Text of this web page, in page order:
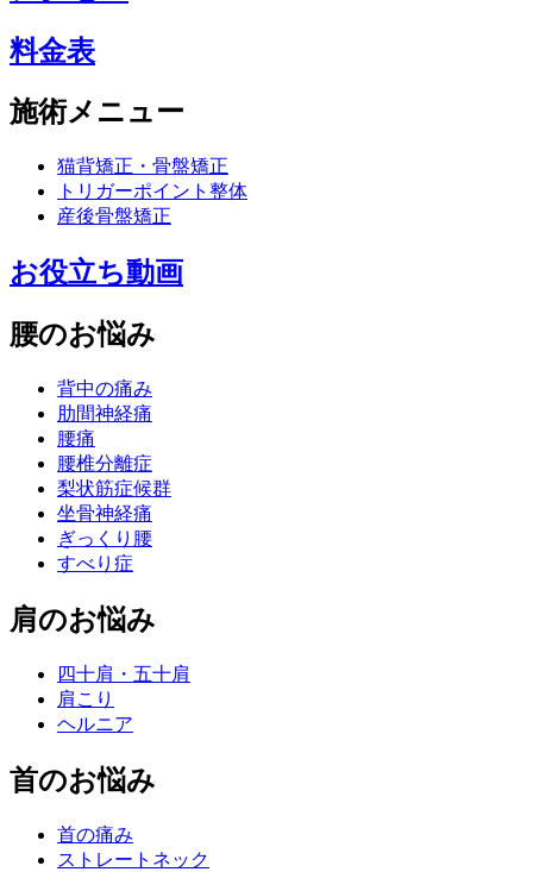
料金表
施術メニュー
猫背矯正・骨盤矯正
トリガーポイント整体
産後骨盤矯正
お役立ち動画
腰のお悩み
背中の痛み
肋間神経痛
腰痛
腰椎分離症
梨状筋症候群
坐骨神経痛
ぎっくり腰
すべり症
肩のお悩み
四十肩・五十肩
肩こり
ヘルニア
首のお悩み
首の痛み
ストレートネック